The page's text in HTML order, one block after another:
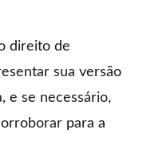
direito de
sua versão
e se necessário,
para a